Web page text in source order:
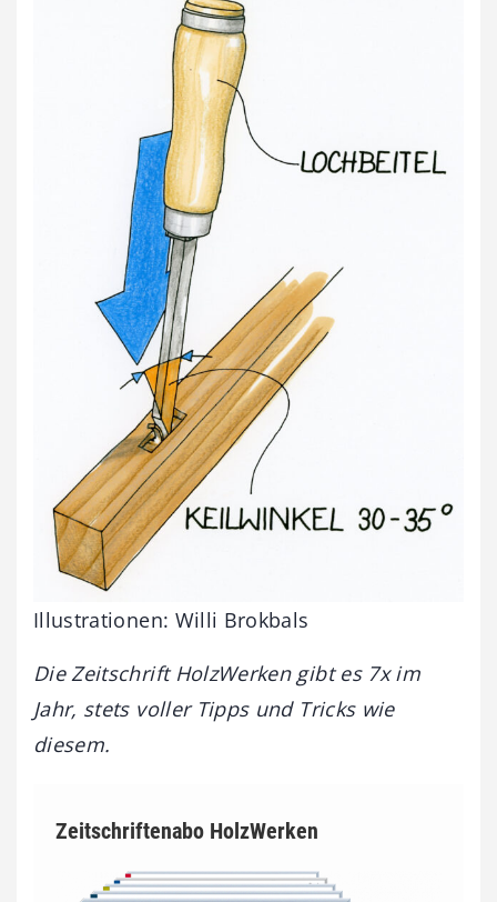
Illustrationen: Willi Brokbals
Die Zeitschrift HolzWerken gibt es 7x im
Jahr, stets voller Tipps und Tricks wie
diesem.
Zeitschriftenabo HolzWerken